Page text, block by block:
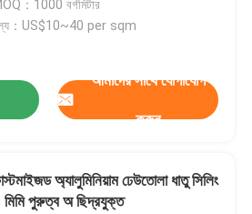
：1000 বর্গমিটার
：US$10~40 per sqm
আমাদের সাথে যোগাযোগ
করুন
অ্যালুমিনিয়াম ঢেউতোলা ধাতু সিলিং
মিমি পুরুত্ব অ ছিদ্রযুক্ত